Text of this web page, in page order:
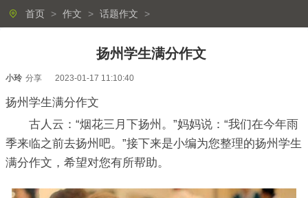
首页 > 作文 > 话题作文 >
扬州学生满分作文
小玲 分享 2023-01-17 11:10:40
扬州学生满分作文
古人云：“烟花三月下扬州。”妈妈说：“我们在今年雨
季来临之前去扬州吧。”接下来是小编为您整理的扬州学生
满分作文，希望对您有所帮助。